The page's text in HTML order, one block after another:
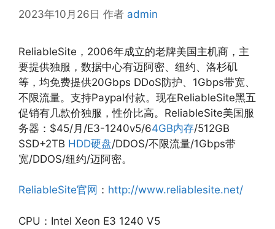
2023年10月26日 作者 admin
ReliableSite，2006年成立的老牌美国主机商，主
要提供独服，数据中心有迈阿密、纽约、洛杉矶
等，均免费提供20Gbps DDoS防护、1Gbps带宽、
不限流量。支持Paypal付款。现在ReliableSite黑五
促销有几款价独服，性价比高。ReliableSite美国服
务器：$45/月/E3-1240v5/64GB内存/512GB
SSD+2TB HDD硬盘/DDOS/不限流量/1Gbps带
宽/DDOS/纽约/迈阿密。
ReliableSite官网 ： http://www.reliablesite.net/
CPU：Intel Xeon E3 1240 V5